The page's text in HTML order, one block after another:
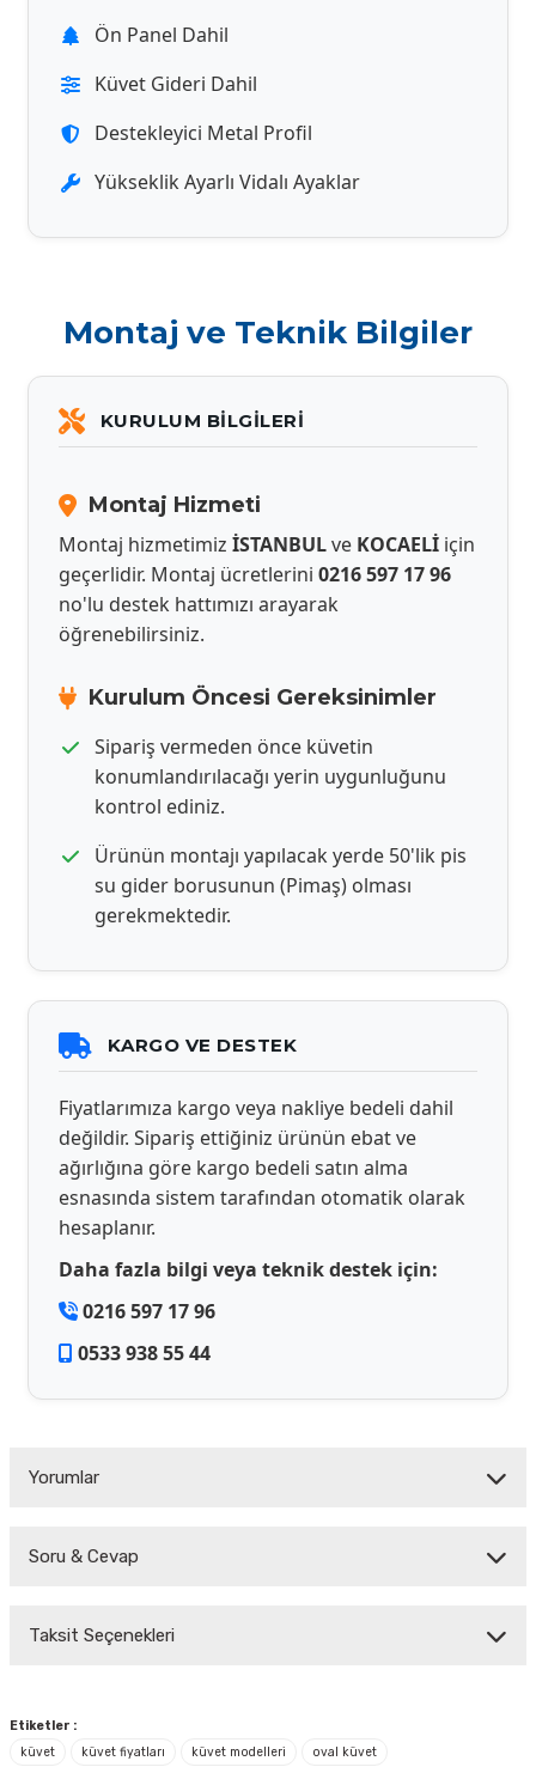
Ön Panel Dahil
Küvet Gideri Dahil
Destekleyici Metal Profil
Yükseklik Ayarlı Vidalı Ayaklar
Montaj ve Teknik Bilgiler
KURULUM BILGILERI
Montaj Hizmeti
Montaj hizmetimiz İSTANBULve KOCAELİ için
geçerlidir. Montaj ücretlerini 0216 597 17 96
no'lu destek hattımızı arayarak
öğrenebilirsiniz.
Kurulum Öncesi Gereksinimler
Sipariş vermeden önce küvetin
konumlandırılacağı yerin uygunluğunu
kontrol ediniz.
Ürünün montajı yapılacak yerde 50'lik pis
su gider borusunun (Pimaş) olması
gerekmektedir.
KARGO VE DESTEK
Fiyatlarımıza kargo veya nakliye bedeli dahil
değildir. Sipariş ettiğiniz ürünün ebat ve
ağırlığına göre kargo bedeli satın alma
esnasında sistem tarafından otomatik olarak
hesaplanır.
Daha fazla bilgi veya teknik destek için:
0216 597 17 96
0533 938 55 44
Yorumlar
Soru & Cevap
Taksit Seçenekleri
Etiketler :
küvet
küvet fiyatları küvet modelleri oval küvet